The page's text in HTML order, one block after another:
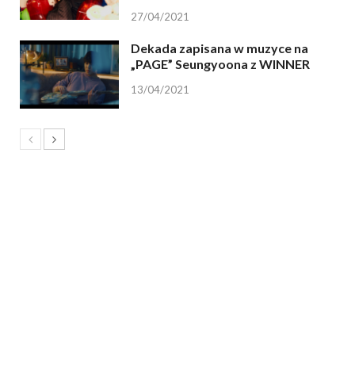
27/04/2021
Dekada zapisana w muzyce na
„PAGE” Seungyoona z WINNER
13/04/2021